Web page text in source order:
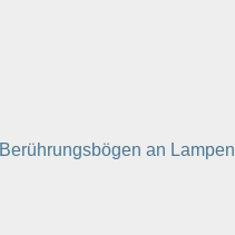
an Lampen